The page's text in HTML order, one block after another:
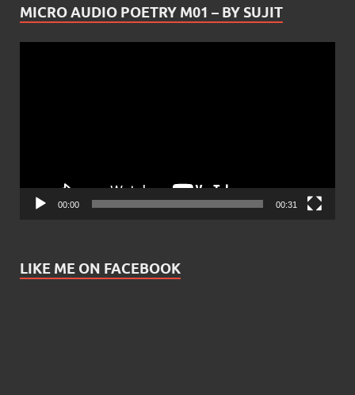
MICRO AUDIO POETRY M01 – BY SUJIT
00:00 00:31
LIKE ME ON FACEBOOK